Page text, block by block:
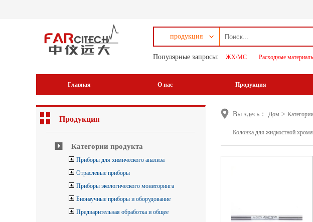
продукция
Популярные запросы: ЖХ/МС Расходные
Главная О нас Продукция
Продукция
Категории продукта
Приборы для химического анализа
Отраслевые приборы
Приборы экологического мониторинга
Бионаучные приборы и оборудование
Предварительная обработка и общее
Вы здесь：Дом >
Колонка для жидкостной